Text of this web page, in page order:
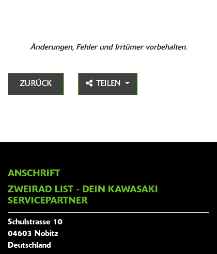
Änderungen, Fehler und Irrtümer vorbehalten.
ZURÜCK TEILEN
ANSCHRIFT
ZWEIRAD LIST - DEIN KAWASAKI
SERVICEPARTNER
Schulstrasse 10
04603 Nobitz
Deutschland